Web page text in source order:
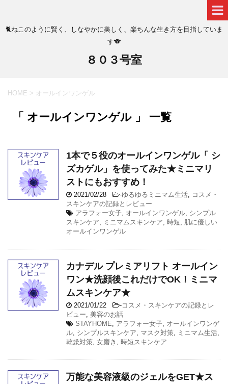
🐈ねこのように賢く、しなやかに美しく、楽ちんな生き方を目指していま
す🐨
８０３号室
HOME > オールインワンゲル
「 オールインワンゲル 」 一覧
1本で５役のオールインワンゲル「 シ
ズカゲル」を使ってみた★ミニマリ
ストにもおすすめ！
2021/02/28 -ゆるゆるミニマム生活
コスメ・
スキンケアの記録とレビュー
アラフォー女子 オールインワンゲル シンプル
スキンケア
ミニマムスキンケア 時短
肌に優しい
オールインワンゲル
カナデル プレミアリフト オールイン
ワン★洗顔後これだけでOK！ミニマ
ムスキンケア★
2021/01/22 -コスメ・スキンケアの記録とレ
ビュー
美容のお話
STAYHOME
アラフォー女子 オールインワンゲ
ル シンプルスキンケア マスク対策 ミニマム生活
乾燥対策 女磨き 時短スキンケア
万能な美容液級のジェルをGET★ス